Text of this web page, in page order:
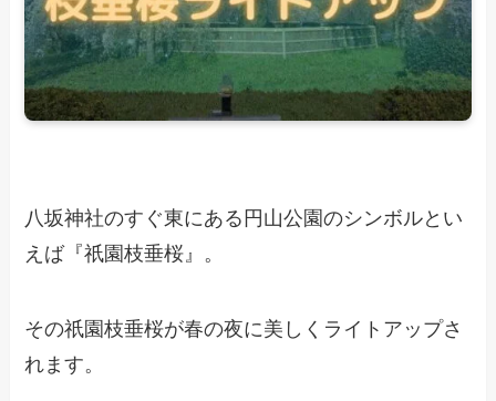
八坂神社のすぐ東にある円山公園のシンボルとい
えば『祇園枝垂桜』。
その祇園枝垂桜が春の夜に美しくライトアップさ
れます。